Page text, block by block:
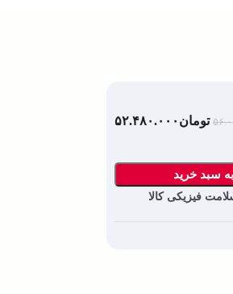
تومان ۵۲.۴۸۰.۰۰۰
سبد خرید
فیزیکی کالا